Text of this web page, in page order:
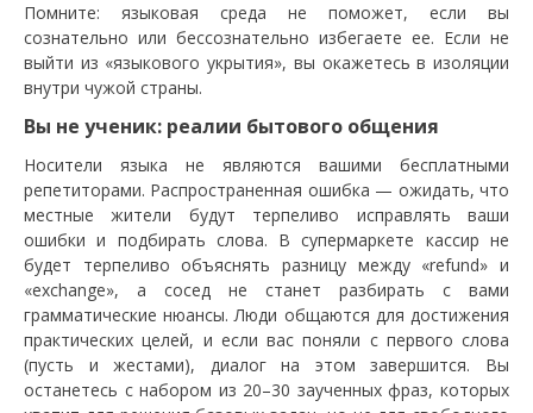
Помните: языковая среда не поможет, если вы
сознательно или бессознательно избегаете ее. Если не
выйти из «языкового укрытия», вы окажетесь в изоляции
внутри чужой страны.
Вы не ученик: реалии бытового общения
Носители языка не являются вашими бесплатными
репетиторами. Распространенная ошибка — ожидать, что
местные жители будут терпеливо исправлять ваши
ошибки и подбирать слова. В супермаркете кассир не
будет терпеливо объяснять разницу между «refund» и
«exchange», а сосед не станет разбирать с вами
грамматические нюансы. Люди общаются для достижения
практических целей, и если вас поняли с первого слова
(пусть и жестами), диалог на этом завершится. Вы
останетесь с набором из 20–30 заученных фраз, которых